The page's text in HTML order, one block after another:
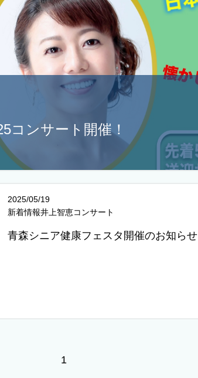
コンサート開催！
2025/05/19
新着情報井上智恵コンサート
青森シニア健康フェスタ開催のお知らせ
1